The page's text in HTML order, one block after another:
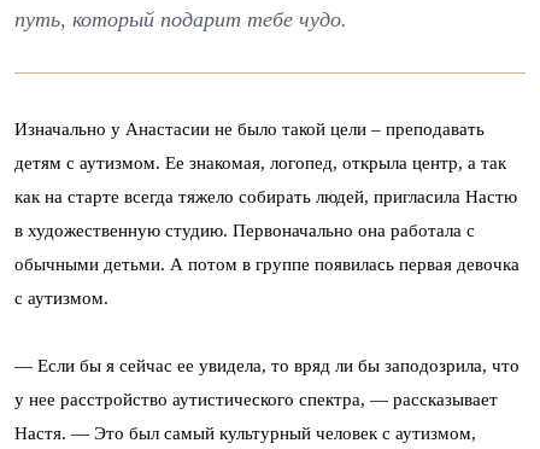
путь, который подарит тебе чудо.
Изначально у Анастасии не было такой цели – преподавать
детям с аутизмом. Ее знакомая, логопед, открыла центр, а так
как на старте всегда тяжело собирать людей, пригласила Настю
в художественную студию. Первоначально она работала с
обычными детьми. А потом в группе появилась первая девочка
с аутизмом.
— Если бы я сейчас ее увидела, то вряд ли бы заподозрила, что
у нее расстройство аутистического спектра, — рассказывает
Настя. — Это был самый культурный человек с аутизмом,